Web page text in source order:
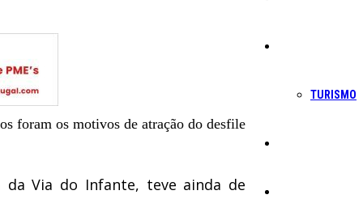
TURISMO
foram os motivos de atração do desfile
Via do Infante, teve ainda de